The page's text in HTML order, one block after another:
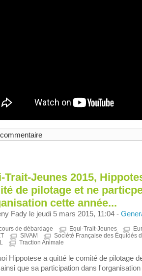
Trait-Jeunes 2015,
de pilotage et ne
cette année...
Fady le jeudi 5 mars 2015, 11:04 -
de débardage Equi-Trait-Jeunes
SIVAM
Société Française des Équidés
Traction Animale
Hippotese a quitté le comité de pilotage
que sa participation dans l'organisation